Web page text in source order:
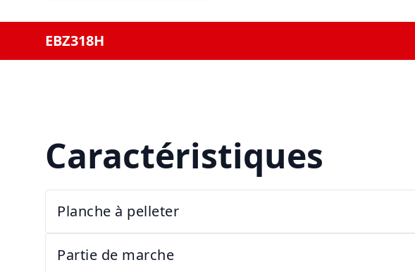
EBZ318H
Caractéristiques
Planche à pelleter
Partie de marche